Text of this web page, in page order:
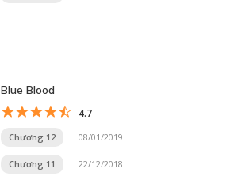
Blue Blood
4.7
Chương 12 08/01/2019
Chương 11 22/12/2018